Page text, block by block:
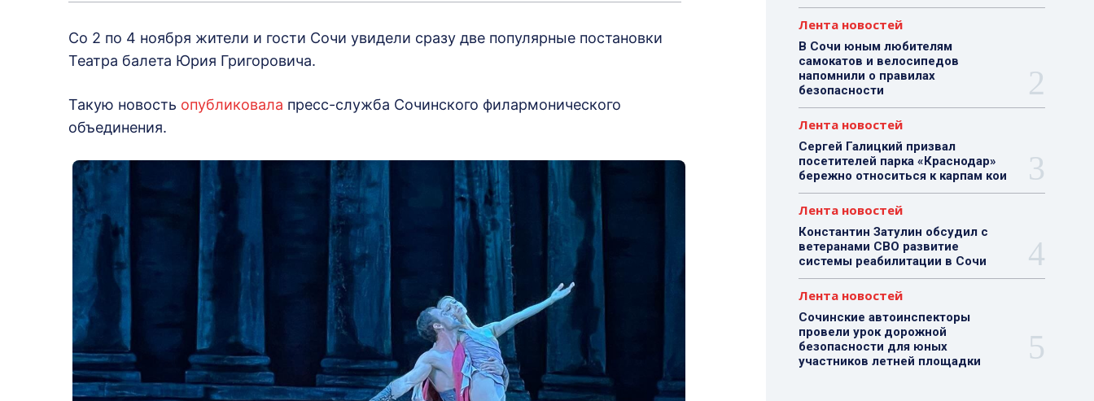
Со 2 по 4 ноября жители и гости Сочи увидели сразу две популярные постановки
Театра балета Юрия Григоровича.
Такую новость опубликовала пресс-служба Сочинского филармонического
объединения.
Лента новостей
В Сочи юным любителям
самокатов и велосипедов
напомнили о правилах
безопасности
Лента новостей
Сергей Галицкий призвал
посетителей парка «Краснодар»
бережно относиться к карпам кои
Лента новостей
Константин Затулин обсудил с
ветеранами СВО развитие
системы реабилитации в Сочи
Лента новостей
Сочинские автоинспекторы
провели урок дорожной
безопасности для юных
участников летней площадки